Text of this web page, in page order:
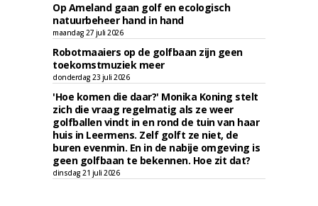
Op Ameland gaan golf en ecologisch
natuurbeheer hand in hand
maandag 27 juli 2026
Robotmaaiers op de golfbaan zijn geen
toekomstmuziek meer
donderdag 23 juli 2026
'Hoe komen die daar?' Monika Koning stelt
zich die vraag regelmatig als ze weer
golfballen vindt in en rond de tuin van haar
huis in Leermens. Zelf golft ze niet, de
buren evenmin. En in de nabije omgeving is
geen golfbaan te bekennen. Hoe zit dat?
dinsdag 21 juli 2026